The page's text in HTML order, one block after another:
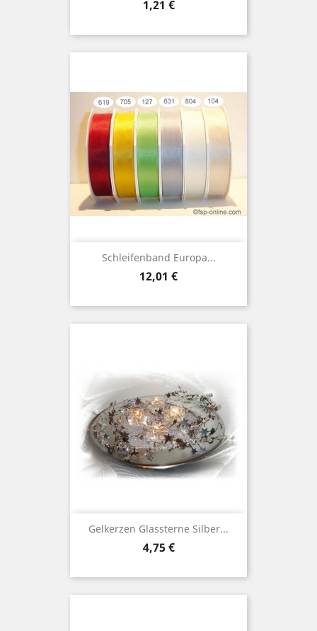
Preis
1,21 €
Schleifenband Europa...
Preis
12,01 €
Gelkerzen Glassterne Silber...
Preis
4,75 €